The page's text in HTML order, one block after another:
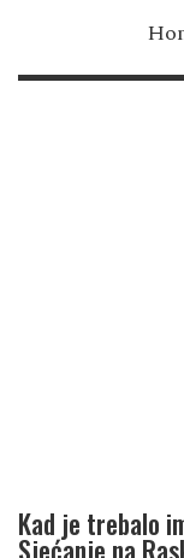
Kad je trebalo
Sjećanje na